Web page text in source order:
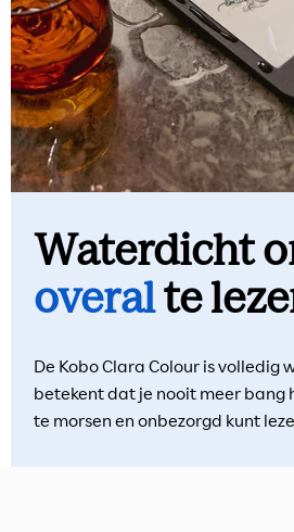
Waterdicht
overalte
De Kobo Clara Colour is volledig
betekent dat je nooit meer bang
te morsen en onbezorgd kunt